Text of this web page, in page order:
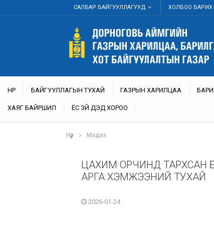
САЛБАР БАЙГУУЛЛАГУУД ХОЛБОО БАРИХ
НҮҮР БАЙГУУЛЛАГЫН ТУХАЙ ГАЗРЫН ХАРИЛЦАА
ХАЯГ БАЙРШИЛ ЁС ЗҮЙ ДЭД ХОРОО
Нүүр Мэдээ
ЦАХИМ ОРЧИНД ТАРХСАН
АРГА ХЭМЖЭЭНИЙ ТУХАЙ
2026-01-24